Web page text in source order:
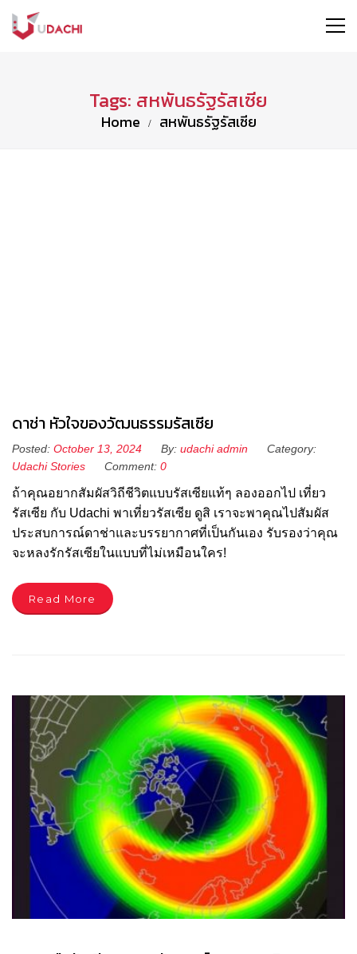
Tags: สหพันธรัฐรัสเซีย
Home สหพันธรัฐรัสเซีย
ดาช่า หัวใจของวัฒนธรรมรัสเซีย
Posted: October 13, 2024 By: udachi admin
Category:
Udachi Stories
Comment: 0
ถ้าคุณอยากสัมผัสวิถีชีวิตแบบรัสเซียแท้ๆ ลองออกไป เที่ยว
รัสเซีย กับ Udachi พาเที่ยวรัสเซีย ดูสิ เราจะพาคุณไปสัมผัส
ประสบการณ์ดาช่าและบรรยากาศที่เป็นกันเอง รับรองว่าคุณ
จะหลงรักรัสเซียในแบบที่ไม่เหมือนใคร!
Read More